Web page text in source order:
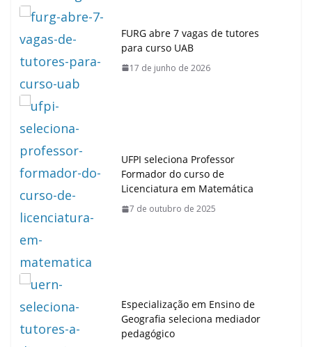
FURG abre 7 vagas de tutores
para curso UAB
17 de junho de 2026
UFPI seleciona Professor
Formador do curso de
Licenciatura em Matemática
7 de outubro de 2025
Especialização em Ensino de
Geografia seleciona mediador
pedagógico